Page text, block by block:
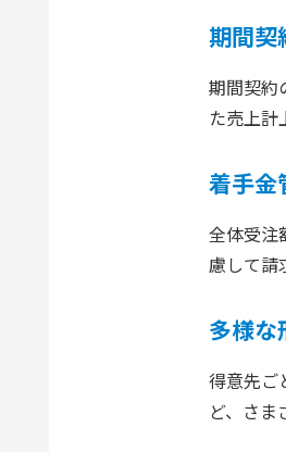
期間契
期間契約
た売上計
着手金
全体受注
慮して請
多様な
得意先ご
ど、さま